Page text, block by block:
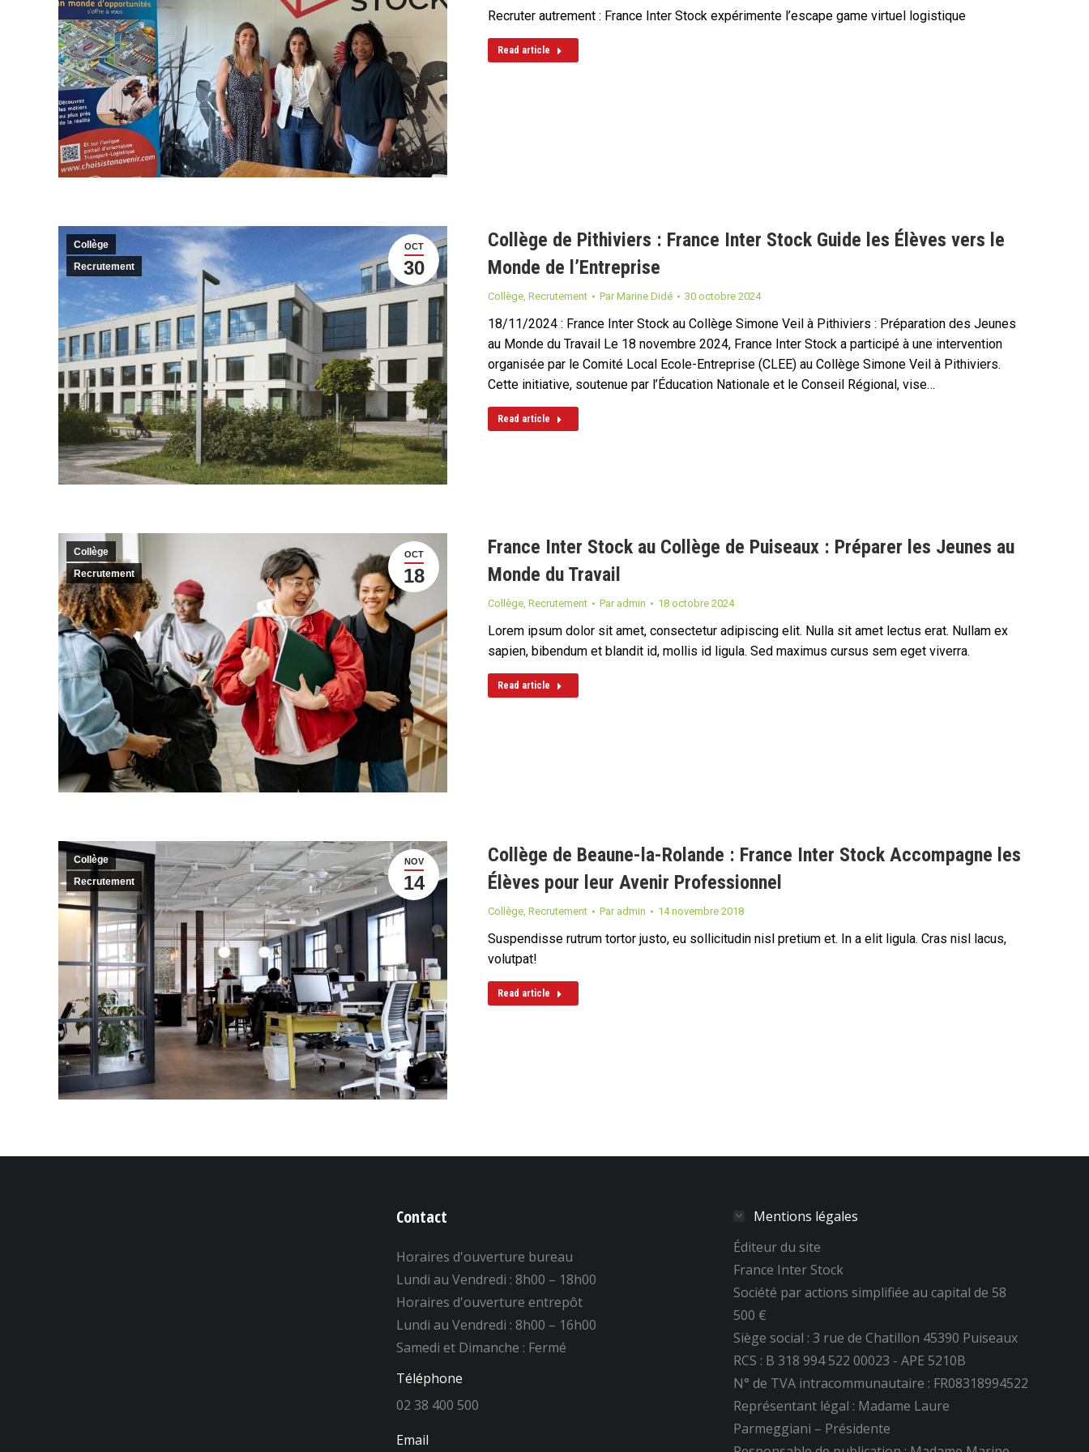
Recruter autrement : France Inter Stock expérimente l’escape game virtuel logistique
Read article
OCT
30
Collège
Recrutement
Collège de Pithiviers : France Inter Stock Guide les Élèves vers le
Monde de l’Entreprise
Collège Recrutement ParMarine Didé 30 octobre 2024
18/11/2024 : France Inter Stock au Collège Simone Veil à Pithiviers : Préparation des Jeunes
au Monde du Travail Le 18 novembre 2024, France Inter Stock a participé à une intervention
organisée par le Comité Local Ecole-Entreprise (CLEE) au Collège Simone Veil à Pithiviers.
Cette initiative, soutenue par l’Éducation Nationale et le Conseil Régional, vise…
Read article
OCT
18
Collège
Recrutement
France Inter Stock au Collège de Puiseaux : Préparer les Jeunes au
Monde du Travail
Collège, Recrutement Par admin 18 octobre 2024
Lorem ipsum dolor sit amet, consectetur adipiscing elit. Nulla sit amet lectus erat. Nullam ex
sapien, bibendum et blandit id, mollis id ligula. Sed maximus cursus sem eget viverra.
Read article
NOV
14
Collège
Recrutement
Collège de Beaune-la-Rolande : France Inter Stock Accompagne les
Élèves pour leur Avenir Professionnel
Collège Recrutement Par admin 14 novembre 2018
Suspendisse rutrum tortor justo, eu sollicitudin nisl pretium et. In a elit ligula. Cras nisl lacus,
volutpat!
Read article
Contact
Horaires d'ouverture bureau
Lundi au Vendredi : 8h00 – 18h00
Horaires d'ouverture entrepôt
Lundi au Vendredi : 8h00 – 16h00
Samedi et Dimanche : Fermé
Téléphone
02 38 400 500
Email
Mentions légales
Éditeur du site
France Inter Stock
Société par actions simplifiée au capital de 58
500 €
Siège social : 3 rue de Chatillon 45390 Puiseaux
RCS : B 318 994 522 00023 - APE 5210B
N° de TVA intracommunautaire : FR08318994522
Représentant légal : Madame Laure
Parmeggiani – Présidente